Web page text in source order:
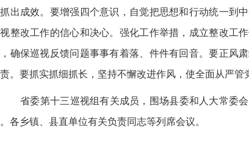
出成效。要增强四个意识，自觉把思想和行动统一到
整改工作的信心和决心。强化工作举措，成立整改工
确保巡视反馈问题事事有着落、件件有回音。要正风
。要抓实抓细抓长，坚持不懈改进作风，使全面从严管
省委第十三巡视组有关成员，围场县委和人大常委
各乡镇、县直单位有关负责同志等列席会议。